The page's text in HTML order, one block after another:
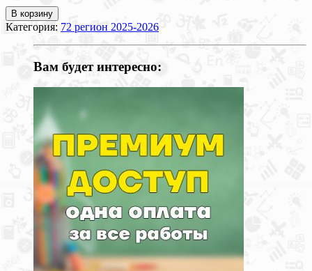
В корзину
Категория: 72 регион 2025-2026
Вам будет интересно: